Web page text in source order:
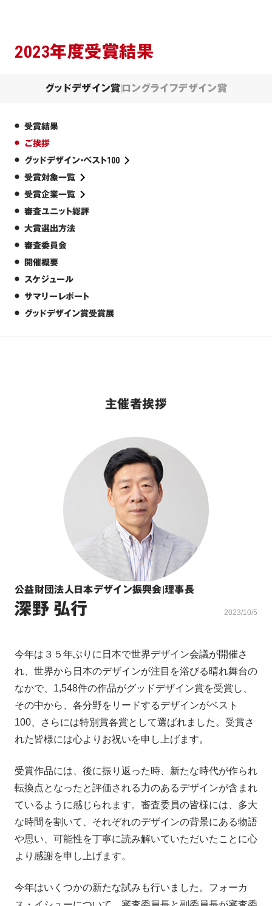
2023年度受賞結果
グッドデザイン賞 ロングライフデザイン賞
受賞結果
ご挨拶
グッドデザイン・ベスト100
受賞対象一覧
受賞企業一覧
審査ユニット総評
大賞選出方法
審査委員会
開催概要
スケジュール
サマリーレポート
グッドデザイン賞受賞展
主催者挨拶
公益財団法人日本デザイン振興会|理事長
深野 弘行 2023/10/5
今年は３５年ぶりに日本で世界デザイン会議が開催さ
れ、世界から日本のデザインが注目を浴びる晴れ舞台の
なかで、1,548件の作品がグッドデザイン賞を受賞し、
その中から、各分野をリードするデザインがベスト
100、さらには特別賞各賞として選ばれました。受賞さ
れた皆様には心よりお祝いを申し上げます。
受賞作品には、後に振り返った時、新たな時代が作られ
転換点となったと評価される力のあるデザインが含まれ
ているように感じられます。審査委員の皆様には、多大
な時間を割いて、それぞれのデザインの背景にある物語
や思い、可能性を丁寧に読み解いていただいたことに心
より感謝を申し上げます。
今年はいくつかの新たな試みも行いました。フォーカ